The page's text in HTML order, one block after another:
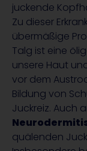
juckende
Zu dieser
übermäßige
Talg ist eine
unsere Haut
vor dem
Bildung von
Juckreiz. Auch
quälenden